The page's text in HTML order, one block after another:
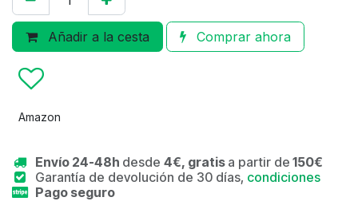
Añadir a la cesta Comprar ahora
Amazon
Envío 24-48h desde 4€, gratis a partir de 150€
Garantía de devolución de 30 días, condiciones
Pago seguro